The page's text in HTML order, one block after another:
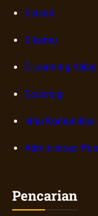
Siakad
Sikamu
E-Learning
Sosiologi
Ilmu Komunikasi
Administrasi
Pencarian